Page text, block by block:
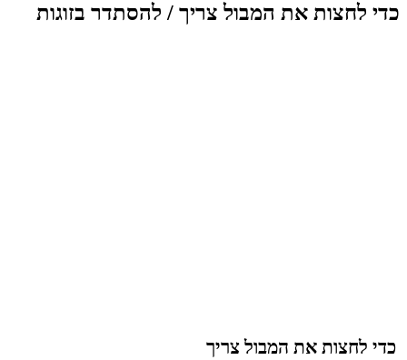
כדי לחצות את המבול צריך / להסתדר בזוגות
כדי לחצות את המבול צריך